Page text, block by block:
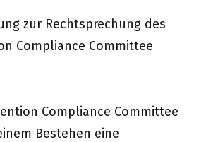
zur Rechtsprechung des
Compliance Committee
Compliance Committee
Bestehen eine